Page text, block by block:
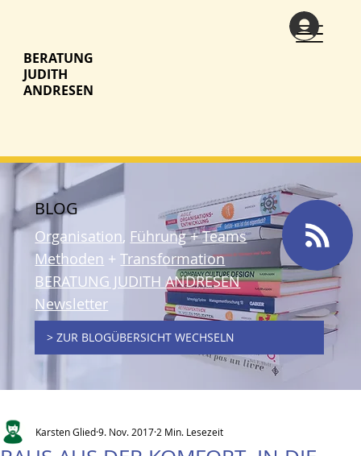
BERATUNG
JUDITH
ANDRESEN
BLOG
Organisation, Führung+Teams
Methoden +Transformation
BERATUNG JUDITH ANDRESEN
Newsletter
> ZUR BLOGÜBERSICHT WECHSELN
Karsten Glied9. Nov. 2017 2 Min. Lesezeit